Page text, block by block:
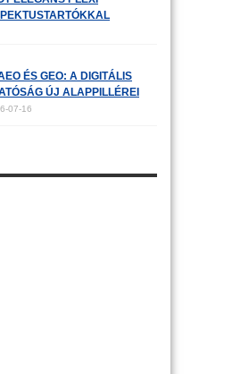
ÉS GEO: A DIGITÁLIS
ÚJ ALAPPILLÉREI
07-16